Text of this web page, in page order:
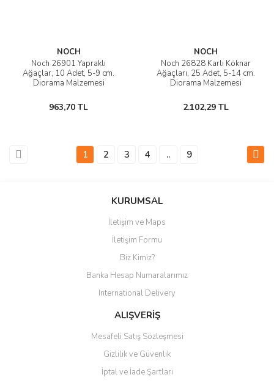
NOCH
Noch 26901 Yapraklı
Ağaçlar, 10 Adet, 5-9 cm.
Diorama Malzemesi
963,70 TL
NOCH
Noch 26828 Karlı Köknar
Ağaçları, 25 Adet, 5-14 cm.
Diorama Malzemesi
2.102,29 TL
1 2 3 4 .. 9
KURUMSAL
İletişim ve Maps
İletişim Formu
Biz Kimiz?
Banka Hesap Numaralarımız
International Delivery
ALIŞVERİŞ
Mesafeli Satış Sözleşmesi
Gizlilik ve Güvenlik
İptal ve İade Şartları